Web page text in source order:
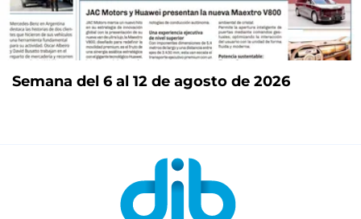
Semana del 6 al 12 de agosto de 2026